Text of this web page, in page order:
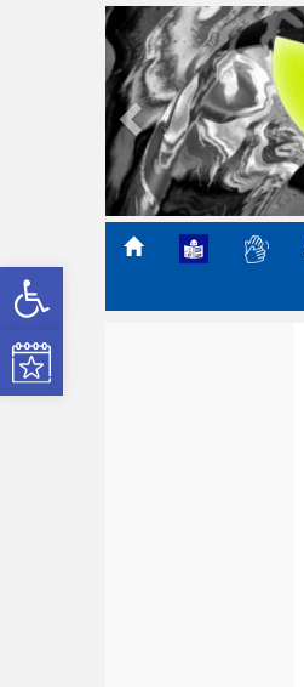
Open toolbar
Kultūros renginiai
Previous